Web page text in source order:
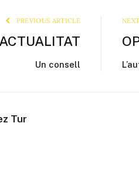
PREVIOUS ARTICLE
ACTUALITAT
Un consell
Tur